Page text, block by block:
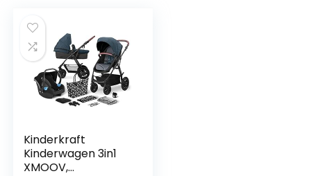
Kinderkraft
Kinderwagen 3in1
XMOOV,